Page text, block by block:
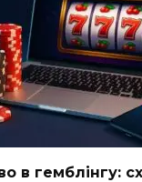
в гемблінгу: